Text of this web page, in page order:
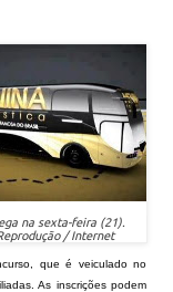
na sexta-feira (21).
/ Internet
que é veiculado no
As inscrições podem